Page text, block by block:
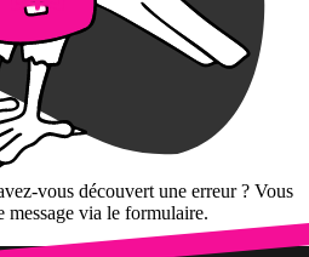
vous découvert une erreur ? Vous
message via le formulaire.